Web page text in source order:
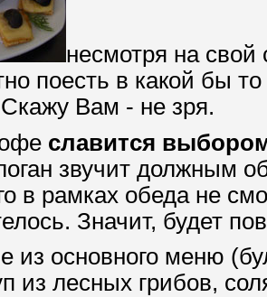
несмотря на свой
поесть в какой бы
Вам - не зря.
славится
звучит должным
в рамках обеда не
Значит, будет
основного меню
из лесных грибов,